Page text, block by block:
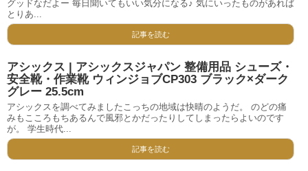
グッドなだよー 毎日聞いてもいい気分になる♪ 気にいったものがあれば
とりあ...
記事を読む
アシックス | アシックスジャパン 整備用品 シューズ・
安全靴・作業靴 ウィンジョブCP303 ブラック×ダーク
グレー 25.5cm
アシックスを調べてみましたこっちの地域は快晴のようだ。 のどの痛
みもこころもちあるんで風邪とかだったりしてしまったらよいのです
が。 学生時代...
記事を読む